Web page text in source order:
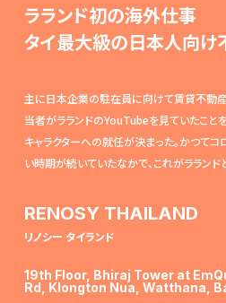
ラランド初の海外仕事
タイ最大級の日本人向け
主に日本企業の駐在員に向けて賃貸不動
当者がラランドのYouTubeを見ていたこと
キャラクターへの就任が決まった。かつて
い時期が続いていたなかで、これがララン
RENOSY THAILAND
リノシー タイランド
19th Floor, Bhiraj Tower at
Rd, Klongton Nua, Watthana,